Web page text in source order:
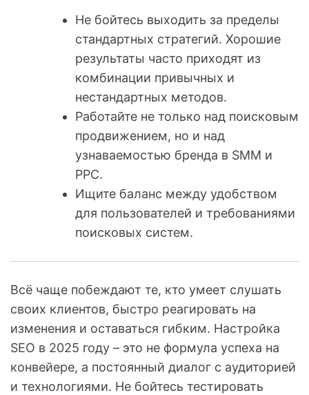
Не бойтесь выходить за пределы
стандартных стратегий. Хорошие
результаты часто приходят из
комбинации привычных и
нестандартных методов.
Работайте не только над поисковым
продвижением, но и над
узнаваемостью бренда в SMM и
PPC.
Ищите баланс между удобством
для пользователей и требованиями
поисковых систем.
Всё чаще побеждают те, кто умеет слушать
своих клиентов, быстро реагировать на
изменения и оставаться гибким. Настройка
SEO в 2025 году – это не формула успеха на
конвейере, а постоянный диалог с аудиторией
и технологиями. Не бойтесь тестировать